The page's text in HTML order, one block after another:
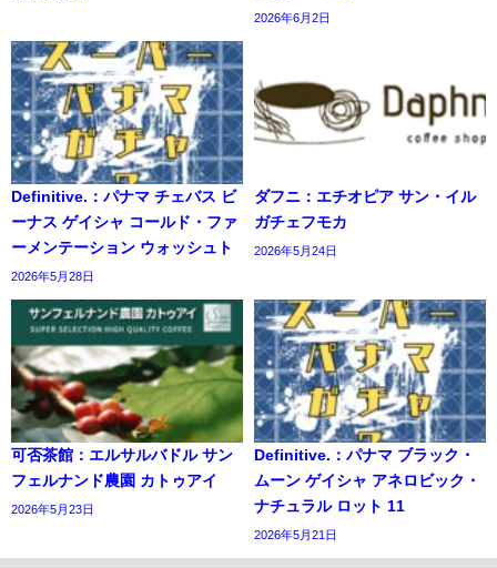
2026年6月2日
Definitive.：パナマ チェバス ビ
ーナス ゲイシャ コールド・ファ
ーメンテーション ウォッシュト
2026年5月28日
ダフニ：エチオピア サン・イル
ガチェフモカ
2026年5月24日
可否茶館：エルサルバドル サン
フェルナンド農園 カトゥアイ
2026年5月23日
Definitive.：パナマ ブラック・
ムーン ゲイシャ アネロビック・
ナチュラル ロット 11
2026年5月21日